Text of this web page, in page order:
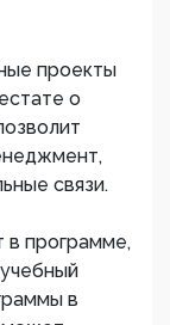
проекты
о
связи.
в программе,
в